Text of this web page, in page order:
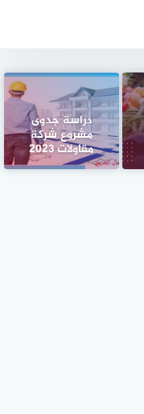
دراسة جدوى
مشروع شركة
مقاولات 2023